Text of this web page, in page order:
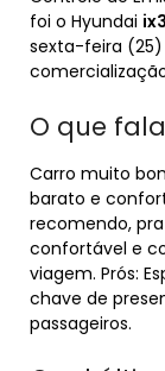
foi o Hyundai
sexta-feira (25)
O que
Carro muito
barato e
recomendo,
confortável e
viagem. Prós:
chave de
passageiros.